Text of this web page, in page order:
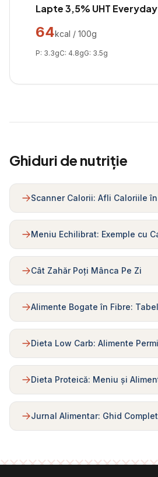
Lapte 3,5% UHT Everyday
64kcal / 100g
P: 3.3gC: 4.8gG: 3.5g
Ghiduri de nutriție
Scanner Calorii: Afli Caloriile
Meniu Echilibrat: Exemple cu
Cât Zahăr Poți Mânca Pe Zi
Alimente Bogate în Fibre:
Dieta Low Carb: Alimente
Dieta Proteică: Meniu și
Jurnal Alimentar: Ghid Complet